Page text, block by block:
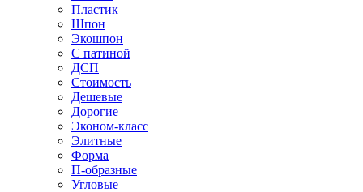
Пластик
Шпон
Экошпон
С патиной
ДСП
Стоимость
Дешевые
Дорогие
Эконом-класс
Элитные
Форма
П-образные
Угловые